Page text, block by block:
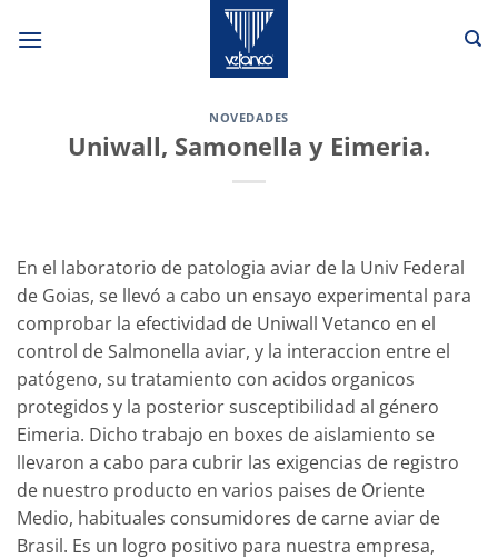
NOVEDADES
Uniwall, Samonella y Eimeria.
En el laboratorio de patologia aviar de la Univ Federal
de Goias, se llevó a cabo un ensayo experimental para
comprobar la efectividad de Uniwall Vetanco en el
control de Salmonella aviar, y la interaccion entre el
patógeno, su tratamiento con acidos organicos
protegidos y la posterior susceptibilidad al género
Eimeria. Dicho trabajo en boxes de aislamiento se
llevaron a cabo para cubrir las exigencias de registro
de nuestro producto en varios paises de Oriente
Medio, habituales consumidores de carne aviar de
Brasil. Es un logro positivo para nuestra empresa,